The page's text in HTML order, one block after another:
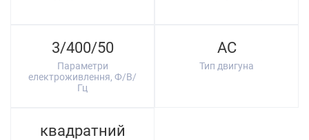
3/400/50
Параметри
електроживлення, Ф/В/
Гц
AC
Тип двигуна
квадратний